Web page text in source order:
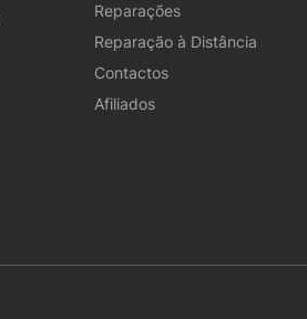
Reparações
Reparação à Distância
Contactos
Afiliados